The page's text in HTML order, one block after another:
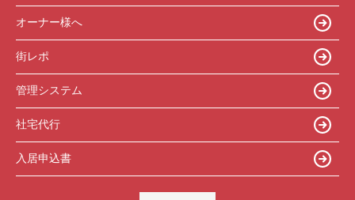
オーナー様へ
街レポ
管理システム
社宅代行
入居申込書